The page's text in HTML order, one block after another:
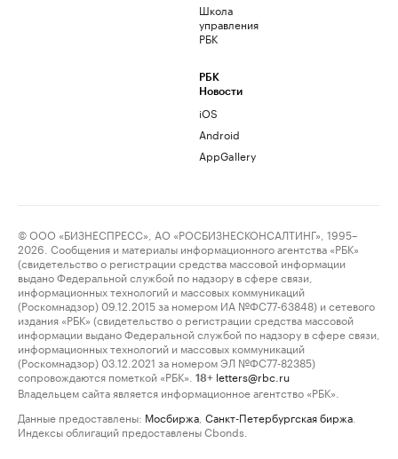
Школа
управления
РБК
РБК
Новости
iOS
Android
AppGallery
© ООО «БИЗНЕСПРЕСС», АО «РОСБИЗНЕСКОНСАЛТИНГ», 1995–
2026. Сообщения и материалы информационного агентства «РБК»
(свидетельство о регистрации средства массовой информации
выдано Федеральной службой по надзору в сфере связи,
информационных технологий и массовых коммуникаций
(Роскомнадзор) 09.12.2015 за номером ИА №ФС77-63848) и сетевого
издания «РБК» (свидетельство о регистрации средства массовой
информации выдано Федеральной службой по надзору в сфере связи,
информационных технологий и массовых коммуникаций
(Роскомнадзор) 03.12.2021 за номером ЭЛ №ФС77-82385)
сопровождаются пометкой «РБК».
18+ letters@rbc.ru
Владельцем сайта является информационное агентство «РБК».
Данные предоставлены: Мосбиржа Санкт-Петербургская биржа
Индексы облигаций предоставлены Cbonds.